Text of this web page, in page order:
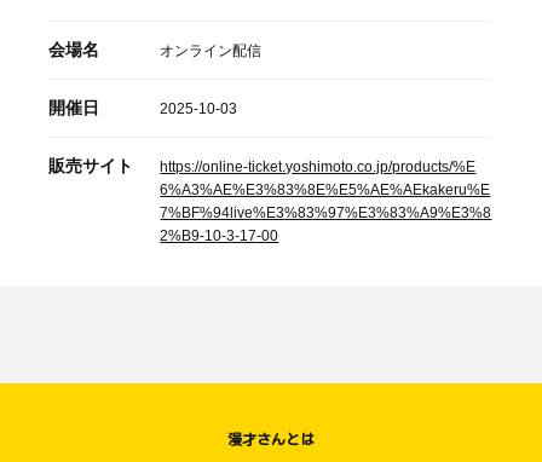
会場名 オンライン配信
開催日 2025-10-03
販売サイト
https://online-ticket.yoshimoto.co.jp/products/%E
6%A3%AE%E3%83%8E%E5%AE%AEkakeru%E
7%BF%94live%E3%83%97%E3%83%A9%E3%8
2%B9-10-3-17-00
漫才さんとは